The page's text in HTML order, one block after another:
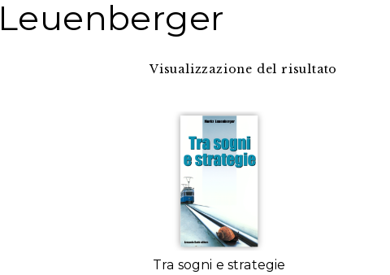
Visualizzazione del risultato
Tra sogni e strategie